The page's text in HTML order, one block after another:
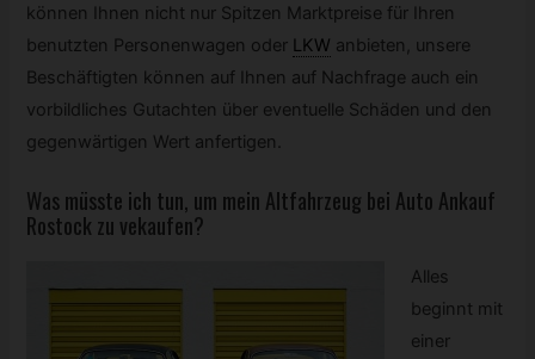
können Ihnen nicht nur Spitzen Marktpreise für Ihren
benutzten Personenwagen oder LKW anbieten, unsere
Beschäftigten können auf Ihnen auf Nachfrage auch ein
vorbildliches Gutachten über eventuelle Schäden und den
gegenwärtigen Wert anfertigen.
Was müsste ich tun, um mein Altfahrzeug bei Auto Ankauf
Rostock zu vekaufen?
Alles
beginnt mit
einer